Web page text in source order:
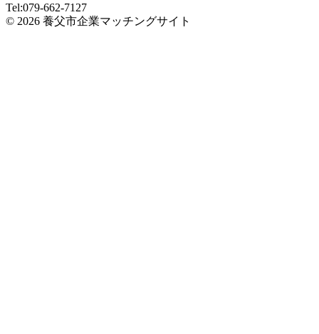
Tel:079-662-7127
© 2026 養父市企業マッチングサイト